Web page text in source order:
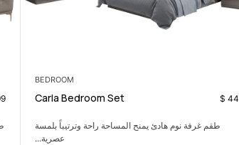
LIVING ROOM
Tokyo Sofa Set with mechanism
طقم كنب مريح مناسب للعائلة والضيوف والاسترخاء اليومي.